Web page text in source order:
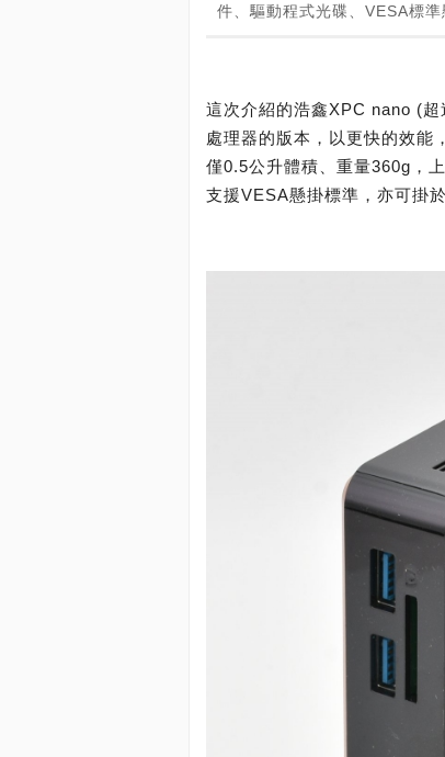
件、驅動程式光碟、VESA標準
這次介紹的浩鑫XPC nano (
處理器的版本，以更快的效能
僅0.5公升體積、重量360g，
支援VESA懸掛標準，亦可掛